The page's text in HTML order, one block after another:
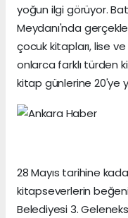
yoğun ilgi görüyor.
Meydanı'nda
çocuk kitapları, lise
onlarca farklı türden
kitap günlerine 20'ye
28 Mayıs tarihine
kitapseverlerin
Belediyesi 3.